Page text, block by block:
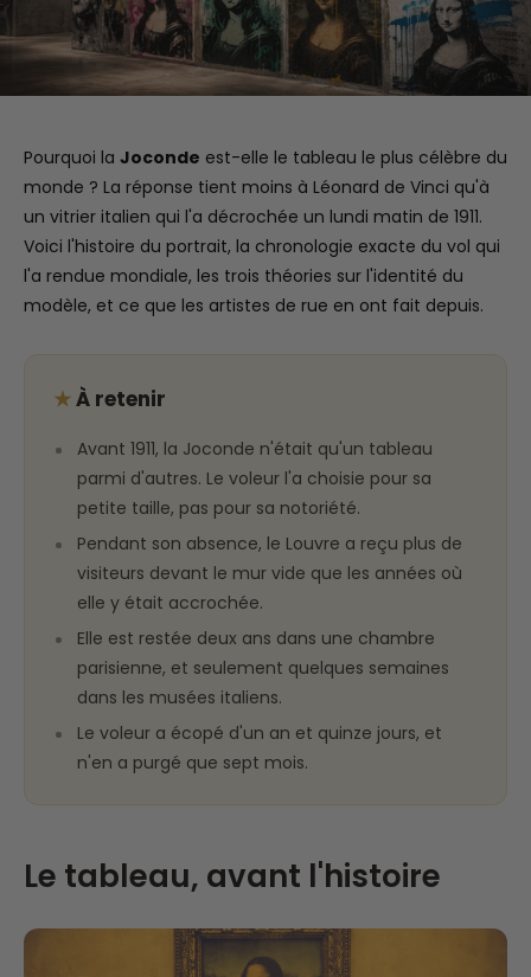
Pourquoi la Joconde est-elle le tableau le plus célèbre du
monde ? La réponse tient moins à Léonard de Vinci qu'à
un vitrier italien qui l'a décrochée un lundi matin de 1911.
Voici l'histoire du portrait, la chronologie exacte du vol qui
l'a rendue mondiale, les trois théories sur l'identité du
modèle, et ce que les artistes de rue en ont fait depuis.
★À retenir
Avant 1911, la Joconde n'était qu'un tableau
parmi d'autres. Le voleur l'a choisie pour sa
petite taille, pas pour sa notoriété.
Pendant son absence, le Louvre a reçu plus de
visiteurs devant le mur vide que les années où
elle y était accrochée.
Elle est restée deux ans dans une chambre
parisienne, et seulement quelques semaines
dans les musées italiens.
Le voleur a écopé d'un an et quinze jours, et
n'en a purgé que sept mois.
Le tableau, avant l'histoire